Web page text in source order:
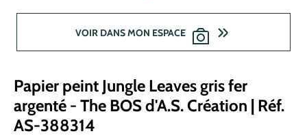
VOIR DANS MON ESPACE
Papier peint Jungle Leaves gris fer
argenté - The BOS d'A.S. Création | Réf.
AS-388314